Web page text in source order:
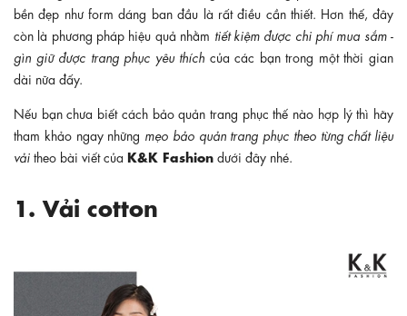
bền đẹp như form dáng ban đầu là rất điều cần thiết. Hơn thế, đây
còn là phương pháp hiệu quả nhằm tiết kiệm được chi phí mua sắm-
gìn giữ được trang phục yêu thích của các bạn trong một thời gian
dài nữa đấy.
Nếu bạn chưa biết cách bảo quản trang phục thế nào hợp lý thì hãy
tham khảo ngay những mẹo bảo quản trang phục theo từng chất liệu
vải theo bài viết của K&K Fashion dưới đây nhé.
1. Vải cotton